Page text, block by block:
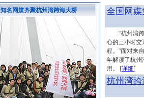
知名网媒齐聚杭州湾跨海大桥 全国网
“杭州湾跨
心的三小时交
程。”面对来
年解读了杭州
用。 [详细
杭州湾